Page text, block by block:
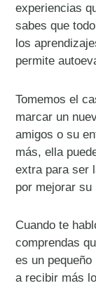
experiencias
sabes que
los
permite
Tomemos el
marcar un
amigos o su
más, ella
extra para ser
por mejorar su
Cuando te
comprendas
es un
a recibir más